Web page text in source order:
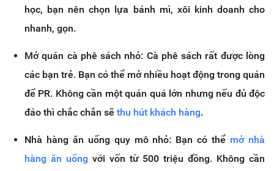
học, bạn nên chọn lựa bánh mì, xôi kinh doanh cho
nhanh, gọn.
Mở quán cà phê sách nhỏ: Cà phê sách rất được lòng
các bạn trẻ. Bạn có thể mở nhiều hoạt động trong quán
để PR. Không cần một quán quá lớn nhưng nếu đủ độc
đáo thì chắc chắn sẽ thu hút khách hàng.
Nhà hàng ăn uống quy mô nhỏ: Bạn có thể mở nhà
hàng ăn uống với vốn từ 500 triệu đồng. Không cần